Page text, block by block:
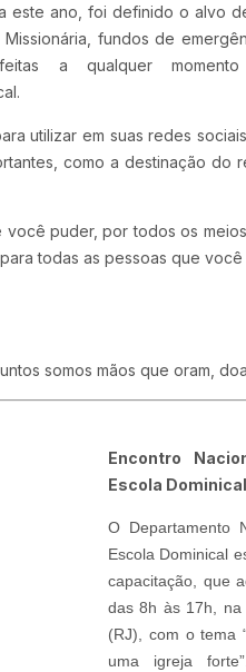
este ano, foi definido o alvo
fundos de
a qualquer
utilizar em suas redes
como a destinação do
puder, por todos os
todas as pessoas que
somos mãos que oram,
Encontro
Escola Dominical
O Departamento
Escola Dominical
capacitação, que
das 8h às 17h, na
(RJ), com o tema
uma igreja